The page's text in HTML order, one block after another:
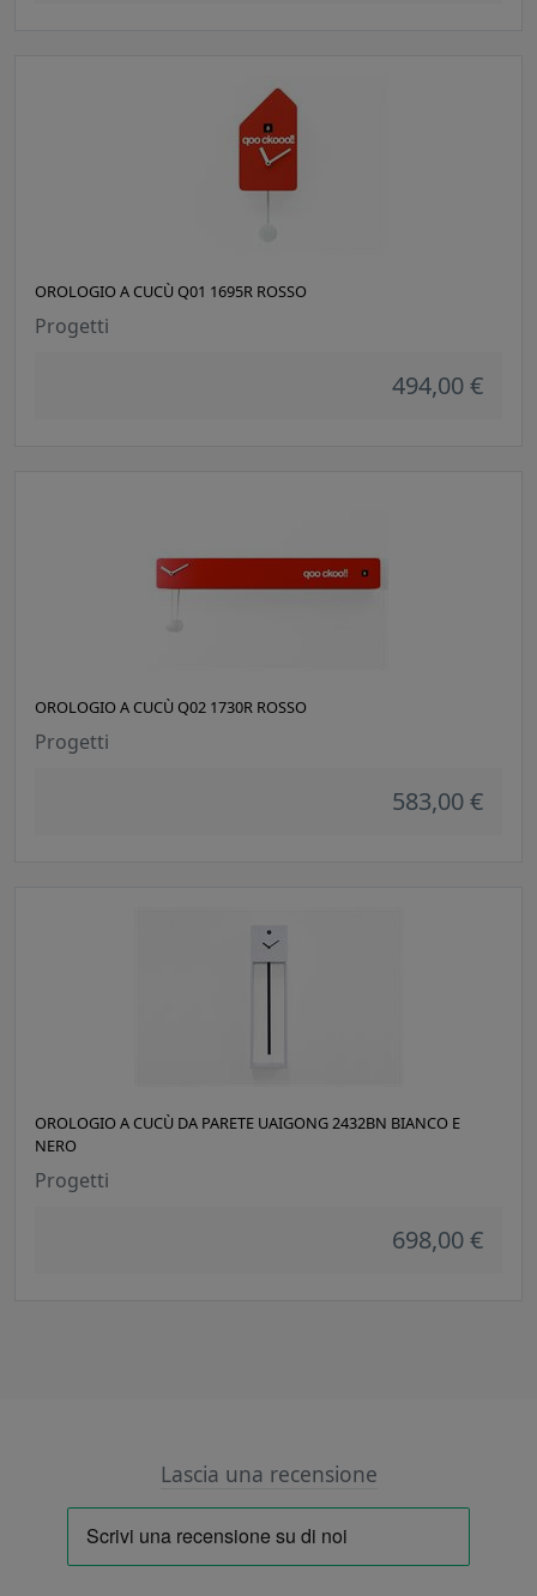
OROLOGIO A CUCÙ Q01 1695R ROSSO
Progetti
494,00 €
OROLOGIO A CUCÙ Q02 1730R ROSSO
Progetti
583,00 €
OROLOGIO A CUCÙ DA PARETE UAIGONG 2432BN BIANCO E
NERO
Progetti
698,00 €
Lascia una recensione